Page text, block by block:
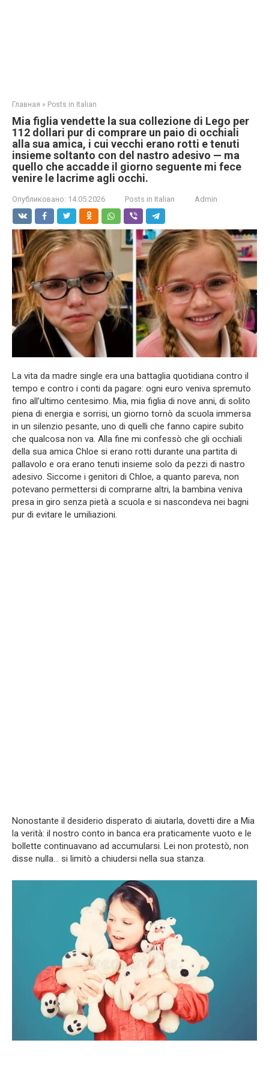
Главная » Posts in Italian
Mia figlia vendette la sua collezione di Lego per
112 dollari pur di comprare un paio di occhiali
alla sua amica, i cui vecchi erano rotti e tenuti
insieme soltanto con del nastro adesivo — ma
quello che accadde il giorno seguente mi fece
venire le lacrime agli occhi.
Опубликовано: 14.05.2026 Posts in Italian Admin
La vita da madre single era una battaglia quotidiana contro il
tempo e contro i conti da pagare: ogni euro veniva spremuto
fino all’ultimo centesimo. Mia, mia figlia di nove anni, di solito
piena di energia e sorrisi, un giorno tornò da scuola immersa
in un silenzio pesante, uno di quelli che fanno capire subito
che qualcosa non va. Alla fine mi confessò che gli occhiali
della sua amica Chloe si erano rotti durante una partita di
pallavolo e ora erano tenuti insieme solo da pezzi di nastro
adesivo. Siccome i genitori di Chloe, a quanto pareva, non
potevano permettersi di comprarne altri, la bambina veniva
presa in giro senza pietà a scuola e si nascondeva nei bagni
pur di evitare le umiliazioni.
Nonostante il desiderio disperato di aiutarla, dovetti dire a Mia
la verità: il nostro conto in banca era praticamente vuoto e le
bollette continuavano ad accumularsi. Lei non protestò, non
disse nulla… si limitò a chiudersi nella sua stanza.